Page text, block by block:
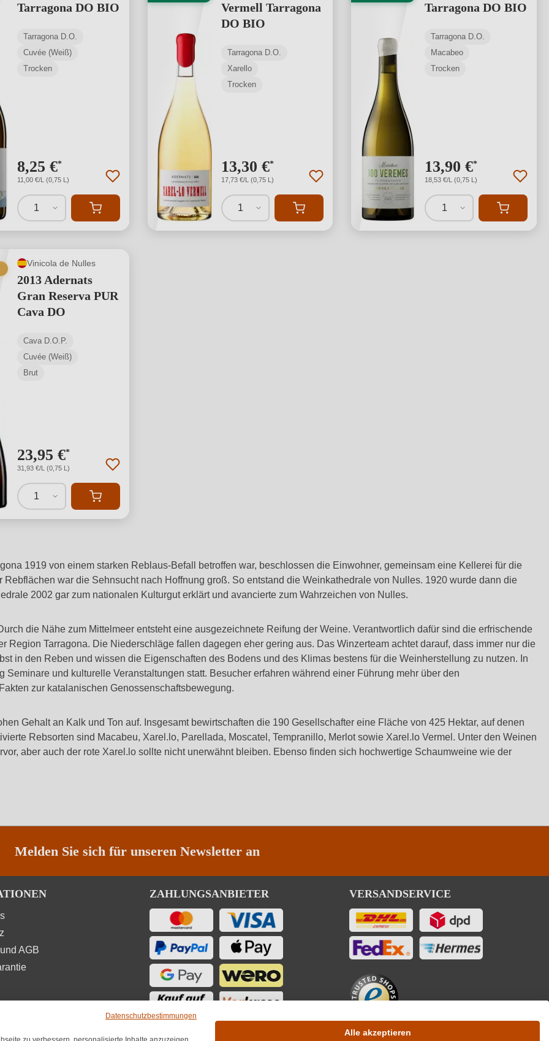
Tarragona DO BIO
Tarragona D.O.
Cuvée (Weiß)
Trocken
8,25 €*
11,00 €/L (0,75 L)
1
Vermell Tarragona
DO BIO
Tarragona D.O.
Xarello
Trocken
13,30 €*
17,73 €/L (0,75 L)
1
Tarragona DO BIO
Tarragona D.O.
Macabeo
Trocken
13,90 €*
18,53 €/L (0,75 L)
1
Vinicola de Nulles
2013 Adernats
Gran Reserva PUR
Cava DO
Cava D.O.P.
Cuvée (Weiß)
Brut
23,95 €*
31,93 €/L (0,75 L)
1
1919 von einem starken Reblaus-Befall betroffen war, beschlossen die Einwohner, gemeinsam eine Kellerei für die
war die Sehnsucht nach Hoffnung groß. So entstand die Weinkathedrale von Nulles. 1920 wurde dann die
2002 gar zum nationalen Kulturgut erklärt und avancierte zum Wahrzeichen von Nulles.
die Nähe zum Mittelmeer entsteht eine ausgezeichnete Reifung der Weine. Verantwortlich dafür sind die erfrischende
Region Tarragona. Die Niederschläge fallen dagegen eher gering aus. Das Winzerteam achtet darauf, dass immer nur die
in den Reben und wissen die Eigenschaften des Bodens und des Klimas bestens für die Weinherstellung zu nutzen. In
und kulturelle Veranstaltungen statt. Besucher erfahren während einer Führung mehr über den
zur katalanischen Genossenschaftsbewegung.
Gehalt an Kalk und Ton auf. Insgesamt bewirtschaften die 190 Gesellschafter eine Fläche von 425 Hektar, auf denen
Rebsorten sind Macabeu, Xarel.lo, Parellada, Moscatel, Tempranillo, Merlot sowie Xarel.lo Vermel. Unter den Weinen
aber auch der rote Xarel.lo sollte nicht unerwähnt bleiben. Ebenso finden sich hochwertige Schaumweine wie der
Melden Sie sich für unseren Newsletter an
AGB
ZAHLUNGSANBIETER VERSANDSERVICE
Datenschutzbestimmungen
Alle akzeptieren